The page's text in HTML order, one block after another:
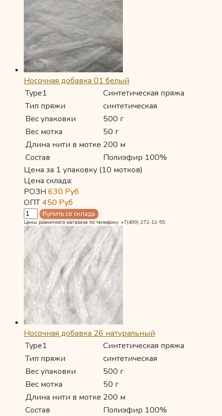
Носочная добавка 01 белый
Type1
Синтетическая пряжа
Тип пряжи
синтетическая
Вес упаковки
500 г
Вес мотка
50 г
Длина нити в мотке 200 м
Состав
Полиэфир 100%
Цена за 1 упаковку (10 мотков)
Цена склада:
РОЗН 630 Руб
ОПТ450 Руб
Цены розничного магазина по телефону: +7(499) 272-12-55
Носочная добавка 26 натуральный
Type1
Синтетическая пряжа
Тип пряжи
синтетическая
Вес упаковки
500 г
Вес мотка
50 г
Длина нити в мотке 200 м
Состав
Полиэфир 100%